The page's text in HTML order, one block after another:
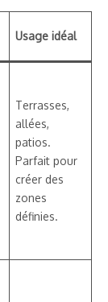
Usage idéal
Terrasses,
allées,
patios.
Parfait pour
créer des
zones
définies.